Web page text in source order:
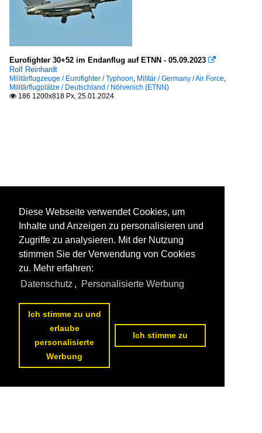
Eurofighter 30+52 im Endanflug auf ETNN - 05.09.2023 
Rolf Reinhardt
Militärflugzeuge / Eurofighter / Typhoon, Militär / Germany / Air Force,
Militärflugplätze / Deutschland / Nörvenich (ETNN)
 186 1200x818 Px, 25.01.2024
Diese Webseite verwendet Cookies, um
Inhalte und Anzeigen zu personalisieren und
Zugriffe zu analysieren. Mit der Nutzung
stimmen Sie der Verwendung von Cookies
zu. Mehr erfahren:
Datenschutz , Personalisierte Werbung
Ich stimme zu und
erlaube
personalisierte
Werbung
Ich stimme zu